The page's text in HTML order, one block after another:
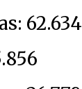
62.634